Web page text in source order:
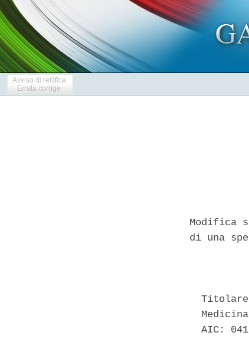
Avviso di rettifica
Errata corrige
Modifica
di una
AIC: